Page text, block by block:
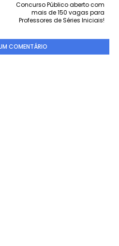
Concurso Público aberto com
mais de 150 vagas para
Professores de Séries Iniciais!
COMENTÁRIO